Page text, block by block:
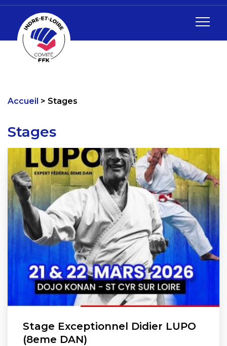
Accueil Stages
Stages
Stage Exceptionnel Didier LUPO
(8eme DAN)